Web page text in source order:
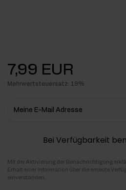
7,99 EUR
Mehrwertsteuersatz: 19%
Meine E-Mail Adresse
Bei Verfügbarkeit
Mit der Aktivierung der Benachrichtigung
Erhalt einer Information über die erneute
einverstanden.